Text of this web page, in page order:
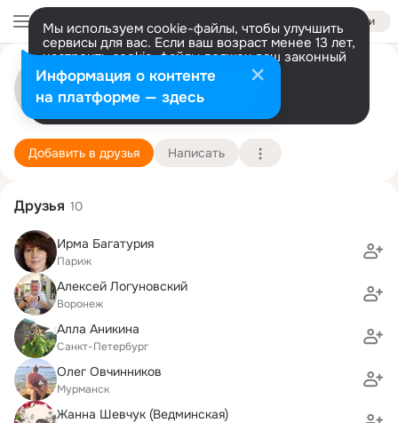
Войти
Мы используем cookie-файлы, чтобы улучшить
сервисы для вас. Если ваш возраст менее 13 лет,
настроить cookie-файлы должен ваш законный
представитель. Больше информации
Разрешить все Настроить
Игорь Галасюк
СПб 27 ноября (52 года)
Подробнее
Добавить в друзья Написать
Друзья 10
Ирма Багатурия
Париж
Алексей Логуновский
Воронеж
Алла Аникина
Санкт-Петербург
Олег Овчинников
Мурманск
Жанна Шевчук (Ведминская)
Информация о контенте
на платформе — здесь